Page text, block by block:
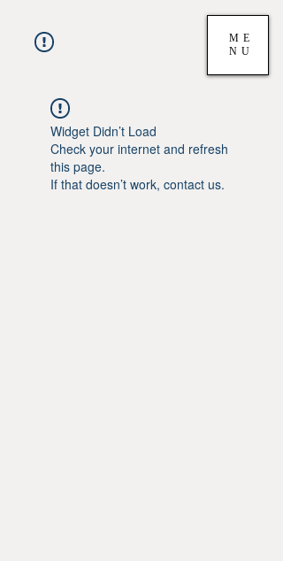
ME
NU
Widget Didn’t Load
Check your internet and refresh
this page.
If that doesn’t work, contact us.